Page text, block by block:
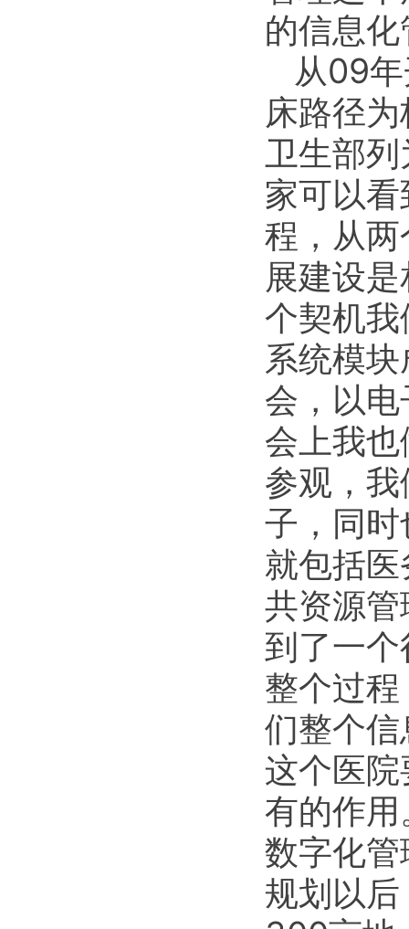
的信息
从09
床路径
卫生部
家可以
程，从
展建设
个契机
系统模
会，以
会上我
参观，
子，同
就包括
共资源
到了一
整个过
们整个
这个医
有的作
数字化
规划以